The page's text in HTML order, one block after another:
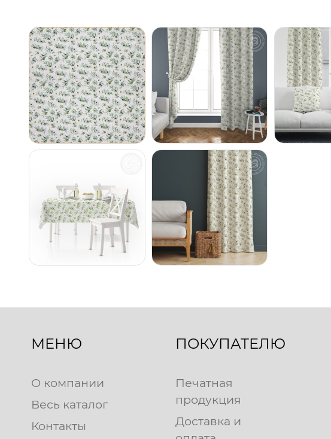
МЕНЮ
О компании
Весь каталог
Контакты
ПОКУПАТЕЛЮ
Печатная
продукция
Доставка и